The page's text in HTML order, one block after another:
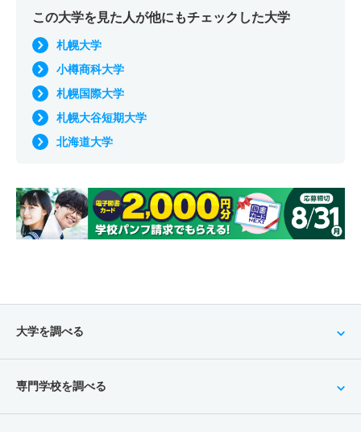
この大学を見た人が他にもチェックした大学
札幌大学
小樽商科大学
札幌国際大学
札幌大谷短期大学
北海道大学
大学を調べる
専門学校を調べる